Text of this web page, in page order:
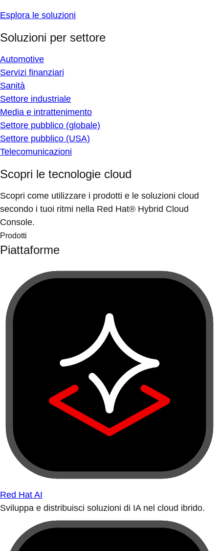
Esplora le soluzioni
Soluzioni per settore
Automotive
Servizi finanziari
Sanità
Settore industriale
Media e intrattenimento
Settore pubblico (globale)
Settore pubblico (USA)
Telecomunicazioni
Scopri le tecnologie cloud
Scopri come utilizzare i prodotti e le soluzioni cloud
secondo i tuoi ritmi nella Red Hat® Hybrid Cloud
Console.
Prodotti
Piattaforme
Red Hat AI
Sviluppa e distribuisci soluzioni di IA nel cloud ibrido.